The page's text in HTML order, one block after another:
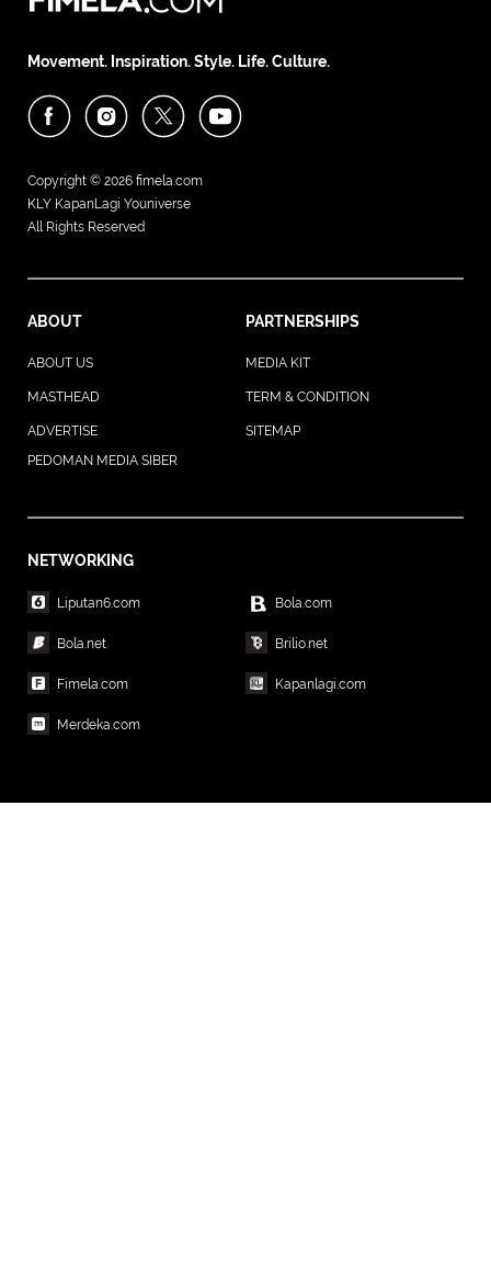
Movement. Inspiration. Style. Life. Culture.
Copyright © 2026 fimela.com
KLY KapanLagi Youniverse
All Rights Reserved
ABOUT PARTNERSHIPS
ABOUT US MEDIA KIT
MASTHEAD TERM & CONDITION
ADVERTISE
SITEMAP
PEDOMAN MEDIA SIBER
NETWORKING
Liputan6.com Bola.com
Bola.net Brilio.net
Fimela.com Kapanlagi.com
Merdeka.com